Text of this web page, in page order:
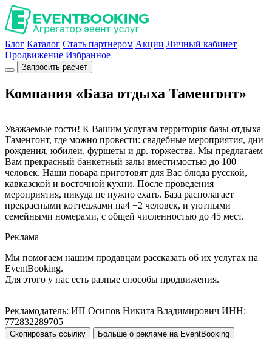
Блог Каталог Стать партнером Акции Личный кабинет
Продвижение Избранное
Запросить расчет
Компания «База отдыха Таменгонт»
Уважаемые гости! К Вашим услугам территория базы отдыха
Таменгонт, где можно провести: свадебные мероприятия, дни
рождения, юбилеи, фуршеты и др. торжества. Мы предлагаем
Вам прекрасный банкетный залы вместимостью до 100
человек. Наши повара приготовят для Вас блюда русской,
кавказской и восточной кухни. После проведения
мероприятия, никуда не нужно ехать. База располагает
прекрасными коттеджами на4 +2 человек, и уютными
семейными номерами, с общей численностью до 45 мест.
Реклама
Мы помогаем нашим продавцам рассказать об их услугах на
EventBooking.
Для этого у нас есть разные способы продвижения.
Рекламодатель: ИП Осипов Никита Владимирович ИНН:
772832289705
Скопировать ссылку
Больше о рекламе на EventBooking